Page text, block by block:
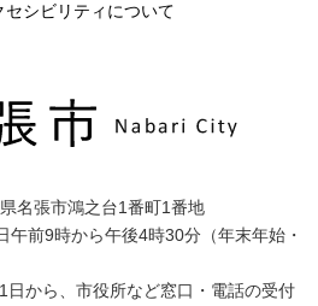
セシビリティについて
名張市鴻之台1番町1番地
午前9時から午後4時30分（年末年始・
日から、市役所など窓口・電話の受付